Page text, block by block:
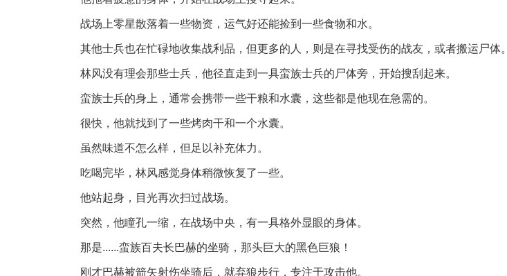
战场上零星散落着一些物资，运气好还能捡到一些食物和水。
其他士兵也在忙碌地收集战利品，但更多的人，则是在寻找受伤的战友，或者搬运尸体。
林风没有理会那些士兵，他径直走到一具蛮族士兵的尸体旁，开始搜刮起来。
蛮族士兵的身上，通常会携带一些干粮和水囊，这些都是他现在急需的。
很快，他就找到了一些烤肉干和一个水囊。
虽然味道不怎么样，但足以补充体力。
吃喝完毕，林风感觉身体稍微恢复了一些。
他站起身，目光再次扫过战场。
突然，他瞳孔一缩，在战场中央，有一具格外显眼的身体。
那是......蛮族百夫长巴赫的坐骑，那头巨大的黑色巨狼！
刚才巴赫被箭矢射伤坐骑后，就弃狼步行，专注于攻击他。